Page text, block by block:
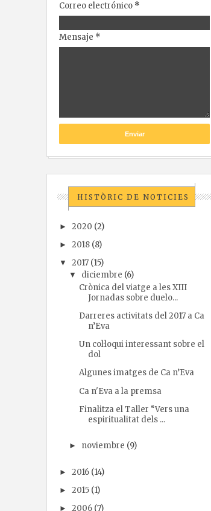
Correo electrónico *
Mensaje *
HISTÒRIC DE NOTICIES
►2020 (2)
►2018 (8)
▼ 2017 (15)
▼ diciembre (6)
Crònica del viatge a les XIII
Jornadas sobre duelo...
Darreres activitats del 2017 a Ca
n’Eva
Un col·loqui interessant sobre el
dol
Algunes imatges de Ca n’Eva
Ca n'Eva a la premsa
Finalitza el Taller “Vers una
espiritualitat dels ...
► noviembre (9)
►2016 (14)
►2015 (1)
►2006 (7)